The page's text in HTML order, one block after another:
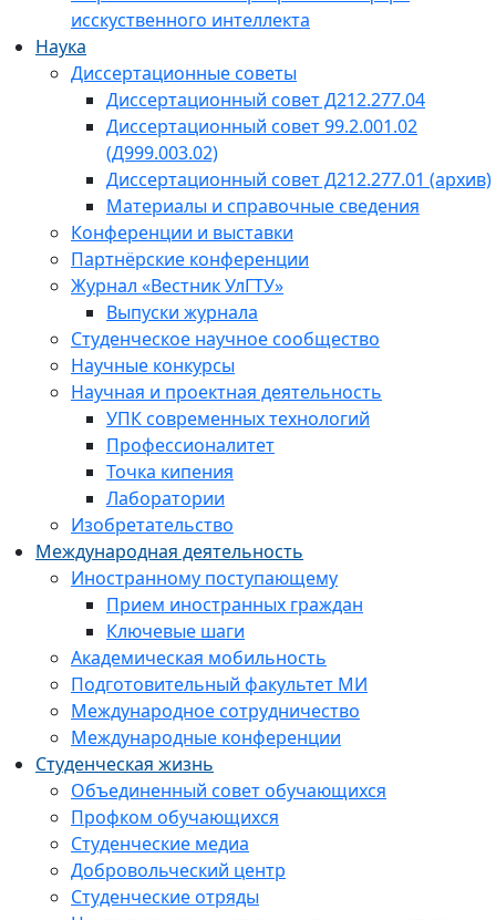
исскуственного интеллекта
Наука
Диссертационные советы
Диссертационный совет Д212.277.04
Диссертационный совет 99.2.001.02
(Д999.003.02)
Диссертационный совет Д212.277.01 (архив)
Материалы и справочные сведения
Конференции и выставки
Партнёрские конференции
Журнал «Вестник УлГТУ»
Выпуски журнала
Студенческое научное сообщество
Научные конкурсы
Научная и проектная деятельность
УПК современных технологий
Профессионалитет
Точка кипения
Лаборатории
Изобретательство
Международная деятельность
Иностранному поступающему
Прием иностранных граждан
Ключевые шаги
Академическая мобильность
Подготовительный факультет МИ
Международное сотрудничество
Международные конференции
Студенческая жизнь
Объединенный совет обучающихся
Профком обучающихся
Студенческие медиа
Добровольческий центр
Студенческие отряды